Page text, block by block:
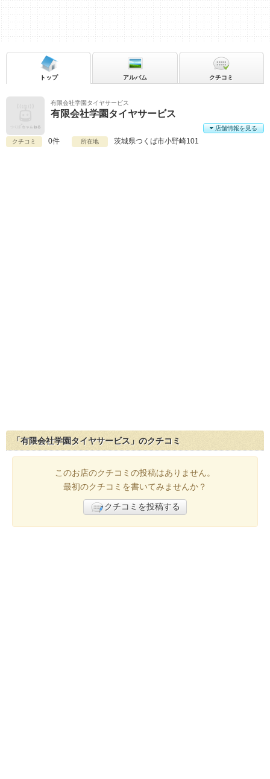
有限会社学園タイヤサービス
有限会社学園タイヤサービス
クチコミ 0件 所在地 茨城県つくば市小野崎101
店舗情報を見る
トップ アルバム クチコミ
「有限会社学園タイヤサービス」のクチコミ
このお店のクチコミの投稿はありません。
最初のクチコミを書いてみませんか？
クチコミを投稿する